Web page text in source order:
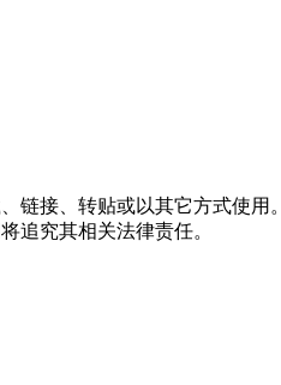
链接、转贴或以其它方式使用。
追究其相关法律责任。